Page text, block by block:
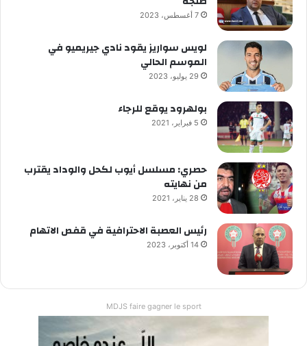
7 أغسطس، 2023
لويس سواريز يقود نادي جيريميو في
الموسم الحالي
29 يوليو، 2023
بولهرود يوقع للرجاء
5 فبراير، 2021
حصري: مسلسل أيوب لكحل والوداد يقترب
من نهايته
28 يناير، 2021
رئيس العصبة الاحترافية في قفص الاتهام
14 أكتوبر، 2023
MDJS faire gagner le sport